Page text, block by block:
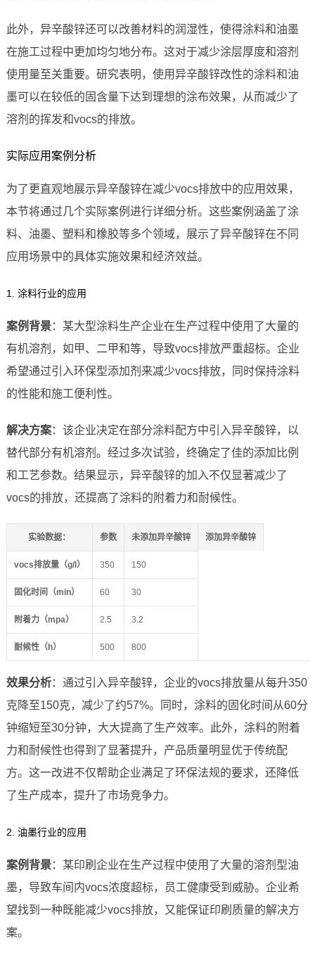
此外，异辛酸锌还可以改善材料的润湿性，使得涂料和油墨
在施工过程中更加均匀地分布。这对于减少涂层厚度和溶剂
使用量至关重要。研究表明，使用异辛酸锌改性的涂料和油
墨可以在较低的固含量下达到理想的涂布效果，从而减少了
溶剂的挥发和vocs的排放。
实际应用案例分析
为了更直观地展示异辛酸锌在减少vocs排放中的应用效果，
本节将通过几个实际案例进行详细分析。这些案例涵盖了涂
料、油墨、塑料和橡胶等多个领域，展示了异辛酸锌在不同
应用场景中的具体实施效果和经济效益。
1. 涂料行业的应用
案例背景：某大型涂料生产企业在生产过程中使用了大量的
有机溶剂，如甲、二甲和等，导致vocs排放严重超标。企业
希望通过引入环保型添加剂来减少vocs排放，同时保持涂料
的性能和施工便利性。
解决方案：该企业决定在部分涂料配方中引入异辛酸锌，以
替代部分有机溶剂。经过多次试验，终确定了佳的添加比例
和工艺参数。结果显示，异辛酸锌的加入不仅显著减少了
vocs的排放，还提高了涂料的附着力和耐候性。
实验数据： 参数 未添加异辛酸锌 添加异辛酸锌
vocs排放量（g/l） 350 150
固化时间（min） 60 30
附着力（mpa） 2.5 3.2
耐候性（h） 500 800
效果分析：通过引入异辛酸锌，企业的vocs排放量从每升350
克降至150克，减少了约57%。同时，涂料的固化时间从60分
钟缩短至30分钟，大大提高了生产效率。此外，涂料的附着
力和耐候性也得到了显著提升，产品质量明显优于传统配
方。这一改进不仅帮助企业满足了环保法规的要求，还降低
了生产成本，提升了市场竞争力。
2. 油墨行业的应用
案例背景：某印刷企业在生产过程中使用了大量的溶剂型油
墨，导致车间内vocs浓度超标，员工健康受到威胁。企业希
望找到一种既能减少vocs排放，又能保证印刷质量的解决方
案。